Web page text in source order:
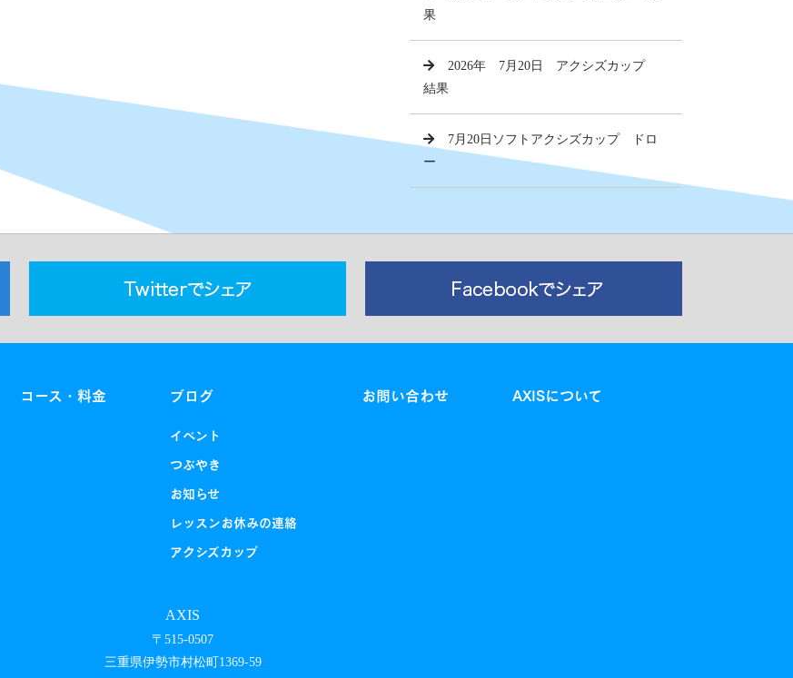
果
2026年 7月20日 アクシズカップ
結果
7月20日ソフトアクシズカップ ドロ
ー
コース・料金 ブログ
イベント
つぶやき
お知らせ
レッスンお休みの連絡
アクシズカップ
お問い合わせ AXISについて
AXIS
〒515-0507
三重県伊勢市村松町1369-59